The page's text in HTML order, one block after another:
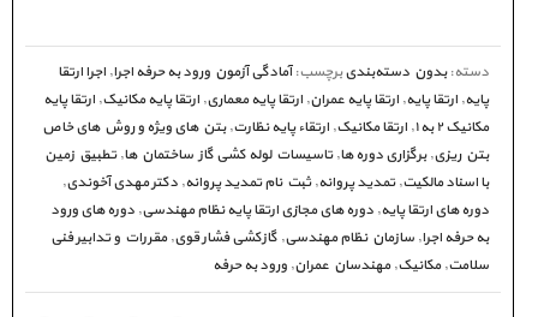
دسته:بدون دسته‌بندیبرچسب:آمادگی آزمون ورود به حرفه اجرا, اجرا ارتقا
پایه, ارتقا پایه, ارتقا پایه عمران, ارتقا پایه معماری, ارتقا پایه مکانیک, ارتقا پایه
مکانیک ۲ به ۱
, ارتقا مکانیک, ارتقاء پایه نظارت,بتن های ویژه و روش های خاص
بتن ریزی,برگزاری دوره ها,تاسیسات لوله کشی گاز ساختمان ها,تطبیق زمین
با اسناد مالکیت,تمدید پروانه,ثبت نام تمدید پروانه, دکتر مهدی آخوندی,
دوره های ارتقا پایه, دوره های مجازی ارتقا پایه نظام مهندسی, دوره های ورود
به حرفه اجرا, سازمان نظام مهندسی, گازکشی فشار قوی,مقررات و تدابیر فنی
سلامت,مکانیک,مهندسان عمران, ورود به حرفه